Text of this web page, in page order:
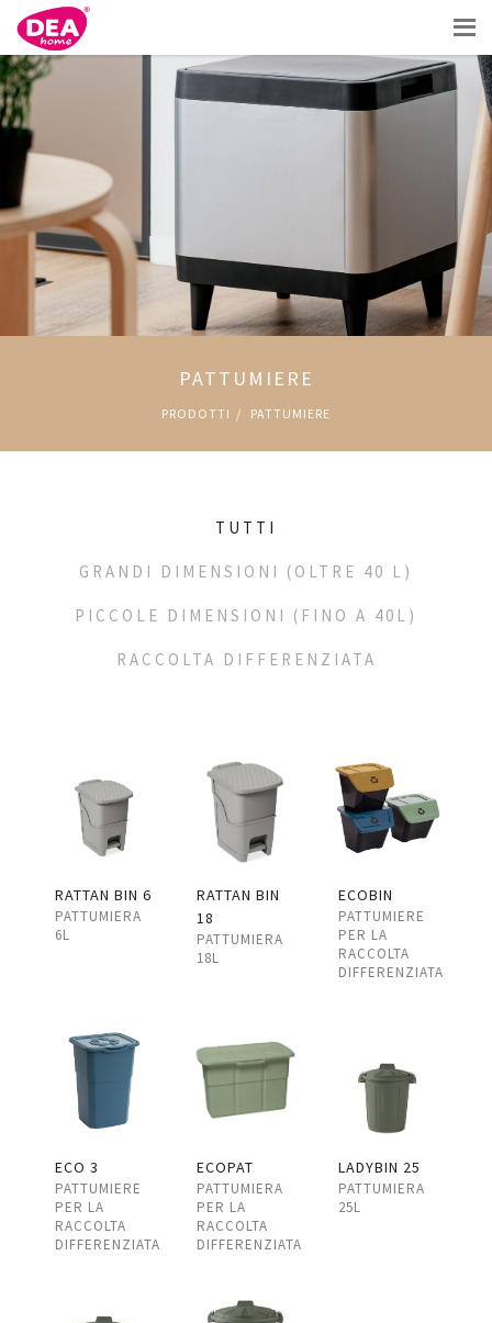
PATTUMIERE
PRODOTTI PATTUMIERE
TUTTI
GRANDI DIMENSIONI (OLTRE 40 L)
PICCOLE DIMENSIONI (FINO A 40L)
RACCOLTA DIFFERENZIATA
RATTAN BIN 6
PATTUMIERA
6L
RATTAN BIN
18
PATTUMIERA
18L
ECOBIN
PATTUMIERE
PER LA
RACCOLTA
DIFFERENZIATA
ECO 3
PATTUMIERE
PER LA
RACCOLTA
DIFFERENZIATA
ECOPAT
PATTUMIERA
PER LA
RACCOLTA
DIFFERENZIATA
LADYBIN 25
PATTUMIERA
25L